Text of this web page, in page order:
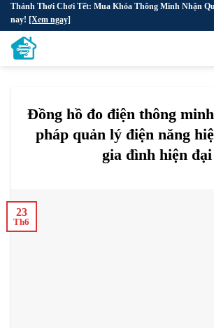
Skip
content
Thảnh Thơi Chơi Tết: Mua Khóa Thông Minh Nhận
nay! [Xem ngay]
Đồng hồ đo điện thông
pháp quản lý điện năng
gia đình hiện đại
23
Th6